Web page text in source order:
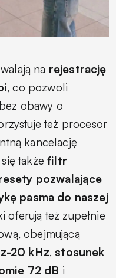
na rejestrację
, co pozwoli
obawy o
też procesor
kancelację
się takżefiltr
pozwalające
pasma do naszej
oferują też zupełnie
obejmującą
20 kHz, stosunek
72 dB i